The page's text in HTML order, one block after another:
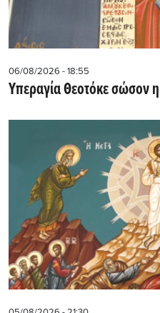
06/08/2026 - 18:55
Υπεραγία Θεοτόκε σώσον